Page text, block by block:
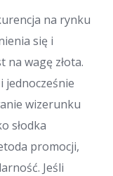
na rynku
się i
na wagę złota.
jednocześnie
wizerunku
słodka
promocji,
Jeśli